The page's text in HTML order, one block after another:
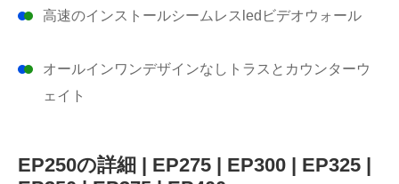
高速のインストールシームレスledビデオウォール
オールインワンデザインなしトラスとカウンターウ
ェイト
EP250の詳細 | EP275 | EP300 | EP325 |